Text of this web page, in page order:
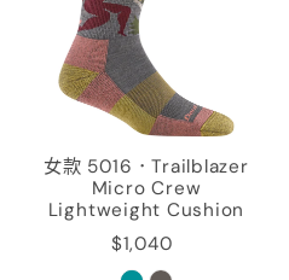
女款 5016．Trailblazer
Micro Crew
Lightweight Cushion
$1,040